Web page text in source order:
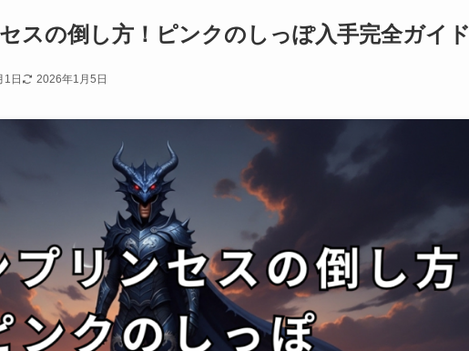
スの倒し方！ピンクのしっぽ入手完全ガイド
1日 2026年1月5日